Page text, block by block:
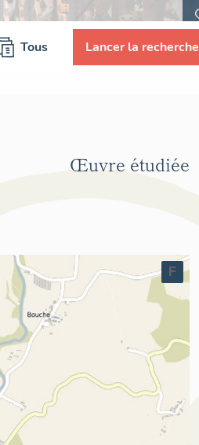
Tous Lancer la recherche
Œuvre étudiée
F